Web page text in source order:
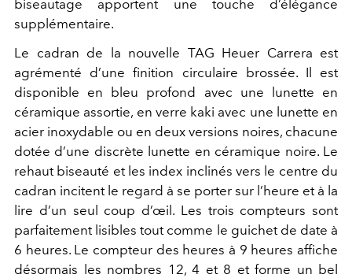
biseautage apportent une touche d’élégance
supplémentaire.
Le cadran de la nouvelle TAG Heuer Carrera est
agrémenté d’une finition circulaire brossée. Il est
disponible en bleu profond avec une lunette en
céramique assortie, en verre kaki avec une lunette en
acier inoxydable ou en deux versions noires, chacune
dotée d’une discrète lunette en céramique noire. Le
rehaut biseauté et les index inclinés vers le centre du
cadran incitent le regard à se porter sur l’heure et à la
lire d’un seul coup d’œil. Les trois compteurs sont
parfaitement lisibles tout comme le guichet de date à
6 heures. Le compteur des heures à 9 heures affiche
désormais les nombres 12, 4 et 8 et forme un bel